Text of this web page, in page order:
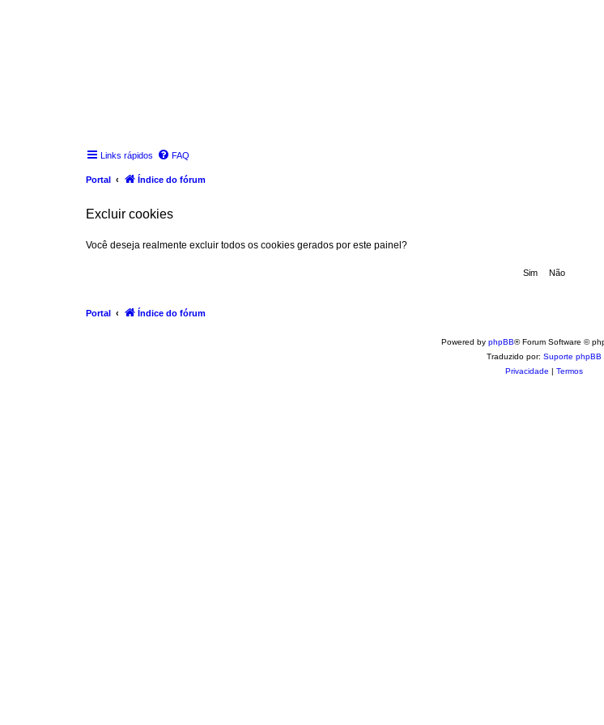
Links rápidos FAQ
Portal Índice do fórum
Excluir cookies
Você deseja realmente excluir todos os cookies gerados por este painel?
Portal Índice do fórum
Powered by phpBB® Forum Software ©
Traduzido por: Suporte phpBB
Privacidade | Termos